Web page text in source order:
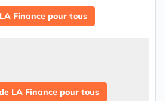
Finance pour tous
LA Finance pour tous